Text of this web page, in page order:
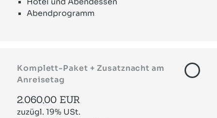
Abendprogramm
Komplett-Paket + Zusatznacht am
Anreisetag
2.060,00 EUR
zuzügl. 19% USt.